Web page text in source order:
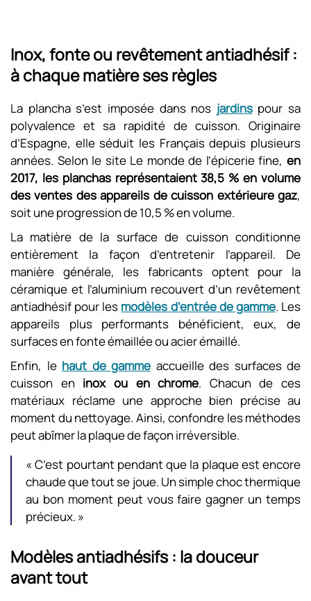
Inox, fonte ou revêtement antiadhésif :
à chaque matière ses règles
La plancha s’est imposée dans nos jardinspour sa
polyvalence et sa rapidité de cuisson. Originaire
d’Espagne, elle séduit les Français depuis plusieurs
années. Selon le site Le monde de l’épicerie fine, en
2017, les planchas représentaient 38,5 % en volume
des ventes des appareils de cuisson extérieure gaz,
soit une progression de 10,5 % en volume.
La matière de la surface de cuisson conditionne
entièrement la façon d’entretenir l’appareil. De
manière générale, les fabricants optent pour la
céramique et l’aluminium recouvert d’un revêtement
antiadhésif pour les modèles d’entrée de gamme. Les
appareils plus performants bénéficient, eux, de
surfaces en fonte émaillée ou acier émaillé.
Enfin, le haut de gamme accueille des surfaces de
cuisson en inox ou en chrome. Chacun de ces
matériaux réclame une approche bien précise au
moment du nettoyage. Ainsi, confondre les méthodes
peut abîmer la plaque de façon irréversible.
« C’est pourtant pendant que la plaque est encore
chaude que tout se joue. Un simple choc thermique
au bon moment peut vous faire gagner un temps
précieux. »
Modèles antiadhésifs : la douceur
avant tout